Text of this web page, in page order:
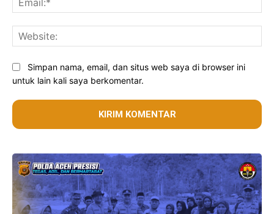
Simpan nama, email, dan situs web saya di browser ini
untuk lain kali saya berkomentar.